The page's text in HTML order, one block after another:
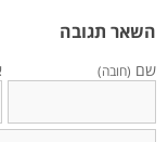
השאר תגובה
שם (חובה)